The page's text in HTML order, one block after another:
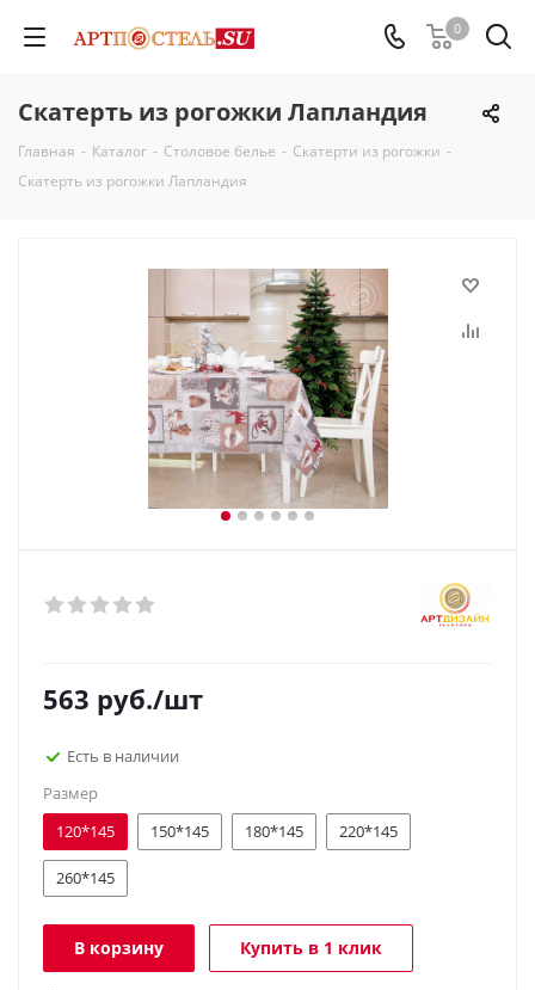
0
Скатерть из рогожки Лапландия
Главная - Каталог - Столовое белье - Скатерти из рогожки -
Скатерть из рогожки Лапландия
563 руб./шт
Есть в наличии
Размер
120*145
150*145 180*145 220*145
260*145
В корзину Купить в 1 клик